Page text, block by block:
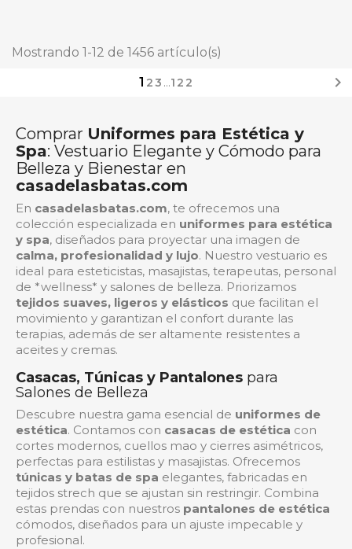
Mostrando 1-12 de 1456 artículo(s)
1 23 …122 
Comprar Uniformes para Estética y
Spa: Vestuario Elegante y Cómodo para
Belleza y Bienestar en
casadelasbatas.com
En casadelasbatas.com, te ofrecemos una
colección especializada en uniformes para estética
y spa, diseñados para proyectar una imagen de
calma, profesionalidad y lujo. Nuestro vestuario es
ideal para esteticistas, masajistas, terapeutas, personal
de *wellness* y salones de belleza. Priorizamos
tejidos suaves, ligeros y elásticos que facilitan el
movimiento y garantizan el confort durante las
terapias, además de ser altamente resistentes a
aceites y cremas.
Casacas, Túnicas y Pantalones para
Salones de Belleza
Descubre nuestra gama esencial de uniformes de
estética. Contamos con casacas de estética con
cortes modernos, cuellos mao y cierres asimétricos,
perfectas para estilistas y masajistas. Ofrecemos
túnicas y batas de spa elegantes, fabricadas en
tejidos strech que se ajustan sin restringir. Combina
estas prendas con nuestros pantalones de estética
cómodos, diseñados para un ajuste impecable y
profesional.